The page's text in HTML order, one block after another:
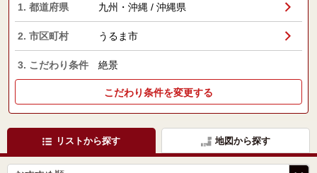
1. 都道府県 九州・沖縄 / 沖縄県
2. 市区町村 うるま市
3. こだわり条件 絶景
こだわり条件を変更する
リストから探す 地図から探す